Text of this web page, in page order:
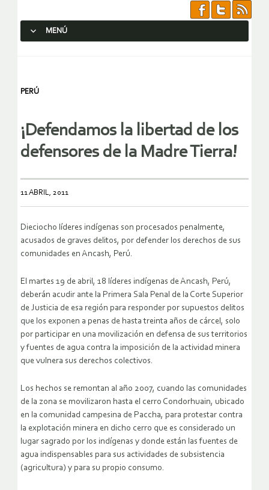
MENÚ
PERÚ
¡Defendamos la libertad de los
defensores de la Madre Tierra!
11 ABRIL, 2011
Dieciocho líderes indígenas son procesados penalmente,
acusados de graves delitos, por defender los derechos de sus
comunidades en Ancash, Perú.
El martes 19 de abril, 18 líderes indígenas de Ancash, Perú,
deberán acudir ante la Primera Sala Penal de la Corte Superior
de Justicia de esa región para responder por supuestos delitos
que los exponen a penas de hasta treinta años de cárcel, solo
por participar en una movilización en defensa de sus territorios
y fuentes de agua contra la imposición de la actividad minera
que vulnera sus derechos colectivos.
Los hechos se remontan al año 2007, cuando las comunidades
de la zona se movilizaron hasta el cerro Condorhuain, ubicado
en la comunidad campesina de Paccha, para protestar contra
la explotación minera en dicho cerro que es considerado un
lugar sagrado por los indígenas y donde están las fuentes de
agua indispensables para sus actividades de subsistencia
(agricultura) y para su propio consumo.